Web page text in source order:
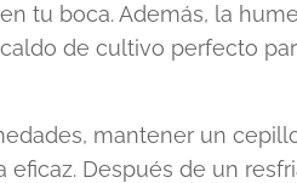
tu boca. Además, la
de cultivo perfecto
mantener un
Después de un